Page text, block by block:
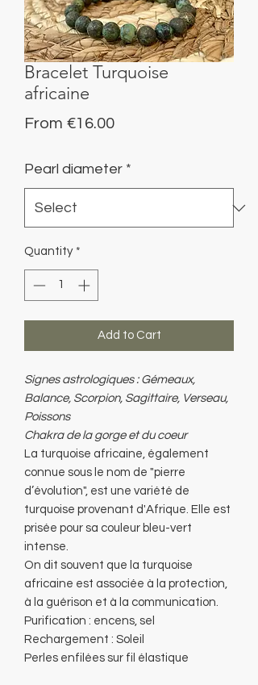
Bracelet Turquoise
africaine
From €16.00Sale
Pearl diameter *
Quantity *
Add to Cart
Signes astrologiques : Gémeaux,
Balance, Scorpion, Sagittaire, Verseau,
Poissons
Chakra de la gorge et du coeur
La turquoise africaine, également
connue sous le nom de "pierre
d’évolution", est une variété de
turquoise provenant d'Afrique. Elle est
prisée pour sa couleur bleu-vert
intense.
On dit souvent que la turquoise
africaine est associée à la protection,
à la guérison et à la communication.
Purification : encens, sel
Rechargement : Soleil
Perles enfilées sur fil élastique